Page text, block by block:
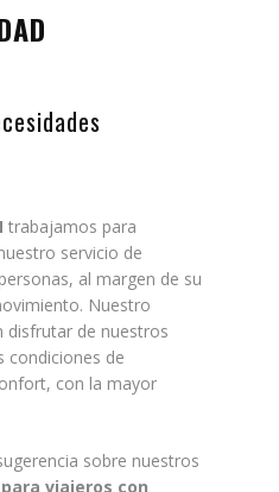
trabajamos para
servicio de
al margen de su
Nuestro
disfrutar de nuestros
condiciones de
con la mayor
sobre nuestros
viajeros con